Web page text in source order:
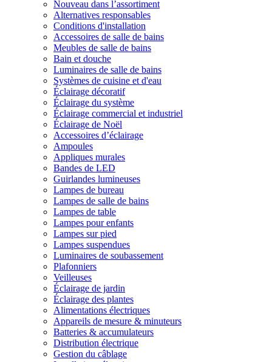
Nouveau dans l’assortiment
Alternatives responsables
Conditions d'installation
Accessoires de salle de bains
Meubles de salle de bains
Bain et douche
Luminaires de salle de bains
Systèmes de cuisine et d'eau
Éclairage décoratif
Éclairage du système
Éclairage commercial et industriel
Éclairage de Noël
Accessoires d’éclairage
Ampoules
Appliques murales
Bandes de LED
Guirlandes lumineuses
Lampes de bureau
Lampes de salle de bains
Lampes de table
Lampes pour enfants
Lampes sur pied
Lampes suspendues
Luminaires de soubassement
Plafonniers
Veilleuses
Éclairage de jardin
Éclairage des plantes
Alimentations électriques
Appareils de mesure & minuteurs
Batteries & accumulateurs
Distribution électrique
Gestion du câblage